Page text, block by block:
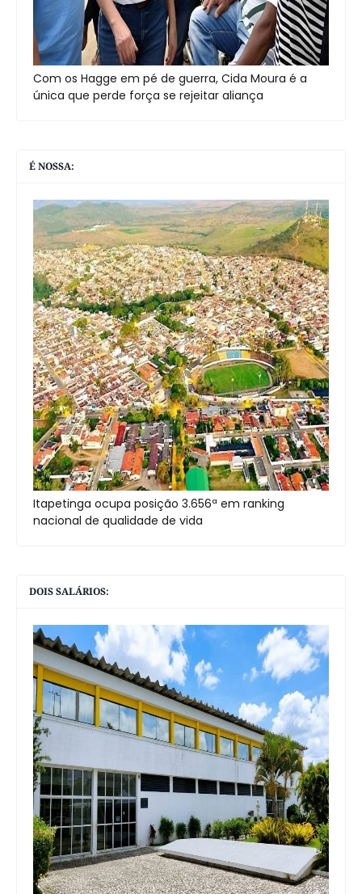
Com os Hagge em pé de guerra, Cida Moura é a
única que perde força se rejeitar aliança
É NOSSA:
Itapetinga ocupa posição 3.656ª em ranking
nacional de qualidade de vida
DOIS SALÁRIOS: